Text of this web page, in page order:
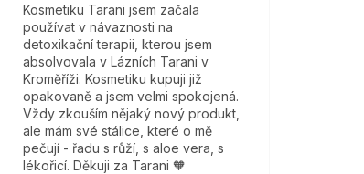
Kosmetiku Tarani jsem začala
používat v návaznosti na
detoxikační terapii, kterou jsem
absolvovala v Lázních Tarani v
Kroměříži. Kosmetiku kupuji již
opakovaně a jsem velmi spokojená.
Vždy zkouším nějaký nový produkt,
ale mám své stálice, které o mě
pečují - řadu s růží, s aloe vera, s
lékořicí. Děkuji za Tarani 🧡